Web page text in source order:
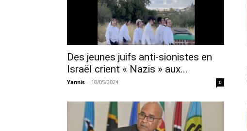
Des jeunes juifs anti-sionistes en
Israël crient « Nazis » aux...
Yannis - 10/05/2024 0